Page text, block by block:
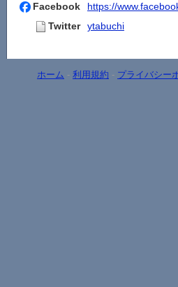
Facebook
https://
Twitter
ytabuchi
ホーム - 利用規約 - プライバシー